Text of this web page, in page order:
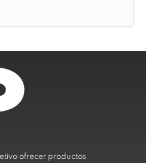
ofrecer productos